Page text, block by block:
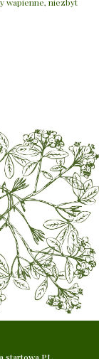
startowa PL